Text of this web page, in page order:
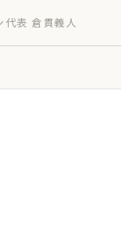
代表 倉貫義人